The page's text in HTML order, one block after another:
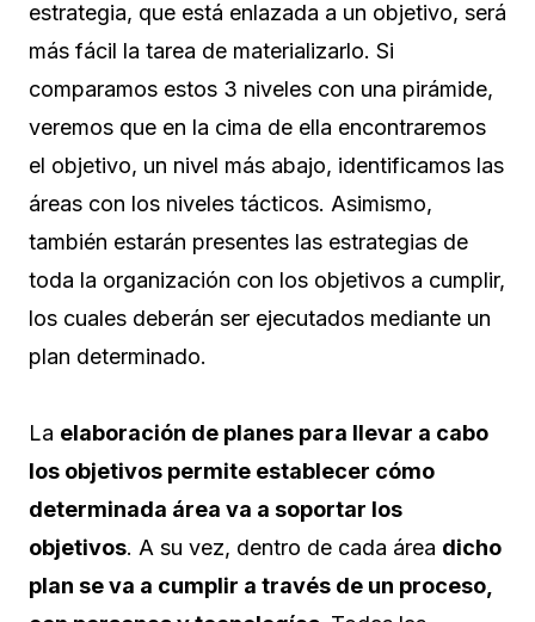
estrategia, que está enlazada a un objetivo, será
más fácil la tarea de materializarlo. Si
comparamos estos 3 niveles con una pirámide,
veremos que en la cima de ella encontraremos
el objetivo, un nivel más abajo, identificamos las
áreas con los niveles tácticos. Asimismo,
también estarán presentes las estrategias de
toda la organización con los objetivos a cumplir,
los cuales deberán ser ejecutados mediante un
plan determinado.
La elaboración de planes para llevar a cabo
los objetivos permite establecer cómo
determinada área va a soportar los
objetivos. A su vez, dentro de cada área dicho
plan se va a cumplir a través de un proceso,